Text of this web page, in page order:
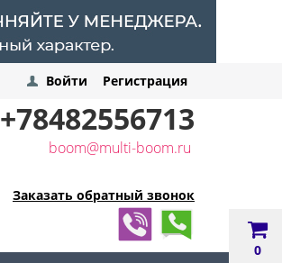
0
Войти Регистрация
+78482556713
boom@multi-boom.ru
Заказать обратный звонок